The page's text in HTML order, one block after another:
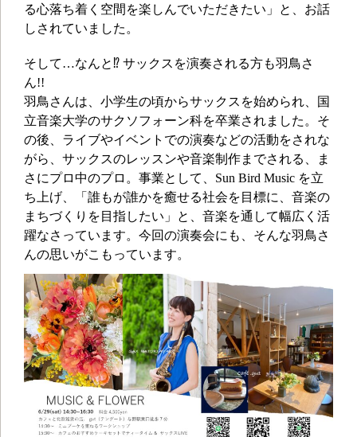
る心落ち着く空間を楽しんでいただきたい」と、お話
しされていました。
そして…なんと⁉ サックスを演奏される方も羽鳥さ
ん!!
羽鳥さんは、小学生の頃からサックスを始められ、国
立音楽大学のサクソフォーン科を卒業されました。そ
の後、ライブやイベントでの演奏などの活動をされな
がら、サックスのレッスンや音楽制作までされる、ま
さにプロ中のプロ。事業として、Sun Bird Music を立
ち上げ、「誰もが誰かを癒せる社会を目標に、音楽の
まちづくりを目指したい」と、音楽を通して幅広く活
躍なさっています。今回の演奏会にも、そんな羽鳥さ
んの思いがこもっています。